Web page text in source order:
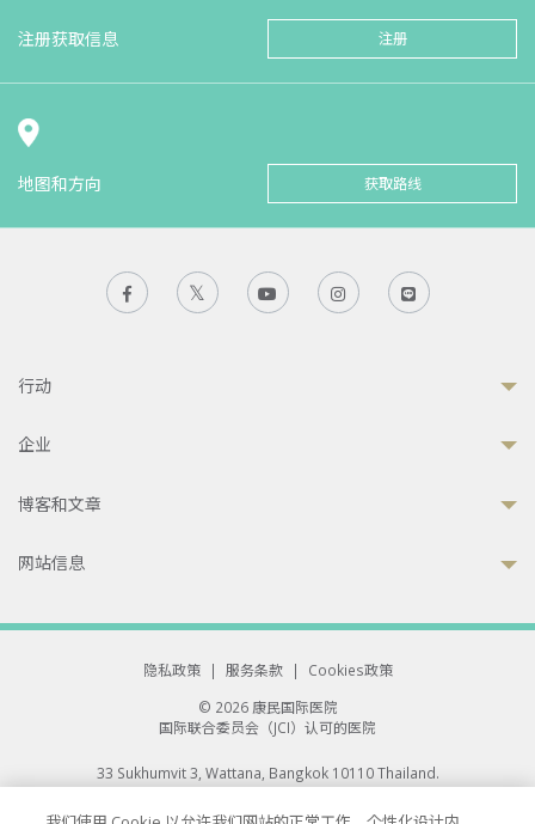
注册获取信息 注册
地图和方向 获取路线
行动
企业
博客和文章
网站信息
隐私政策 | 服务条款 |
Cookies政策
© 2026 康民国际医院
国际联合委员会（JCI）认可的医院
33 Sukhumvit 3, Wattana, Bangkok 10110 Thailand.
All rights reserved.